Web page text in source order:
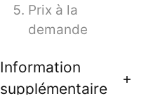
Prix à la
demande
Information
supplémentaire